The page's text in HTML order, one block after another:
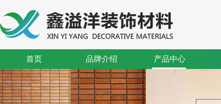
首页 品牌介绍 产品中心